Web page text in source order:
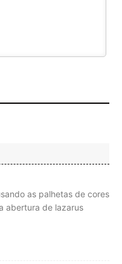
as palhetas de cores
abertura de lazarus